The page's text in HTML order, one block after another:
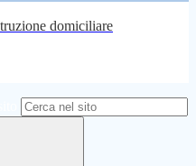
domiciliare